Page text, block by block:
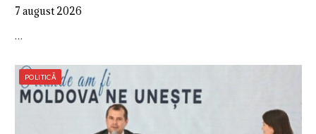
7 august 2026
…
POLITICĂ